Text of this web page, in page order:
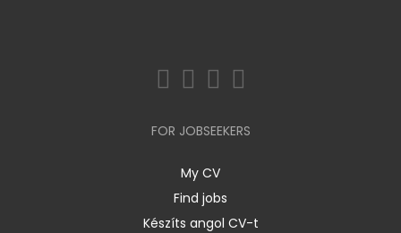
FOR JOBSEEKERS
My CV
Find jobs
Készíts angol CV-t